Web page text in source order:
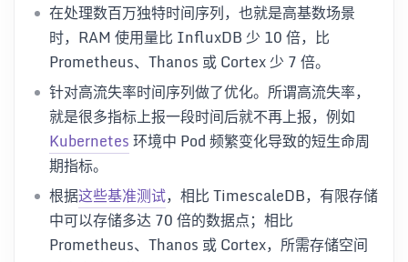
在处理数百万独特时间序列，也就是高基数场景
时，RAM 使用量比 InfluxDB 少 10 倍，比
Prometheus、Thanos 或 Cortex 少 7 倍。
针对高流失率时间序列做了优化。所谓高流失率，
就是很多指标上报一段时间后就不再上报，例如
Kubernetes环境中 Pod 频繁变化导致的短生命周
期指标。
根据这些基准测试，相比 TimescaleDB，有限存储
中可以存储多达 70 倍的数据点；相比
Prometheus、Thanos 或 Cortex，所需存储空间